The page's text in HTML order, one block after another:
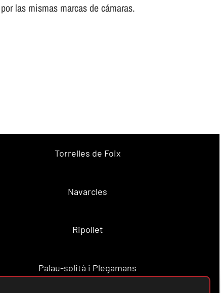
las mismas marcas de cámaras.
Torrelles de Foix
Navarcles
Ripollet
Palau-solità i Plegamans